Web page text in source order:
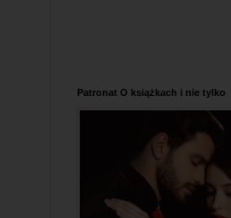
Patronat O książkach i nie tylko